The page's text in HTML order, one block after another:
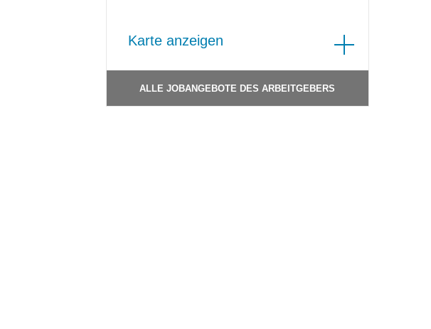
Karte anzeigen
ALLE JOBANGEBOTE DES ARBEITGEBERS